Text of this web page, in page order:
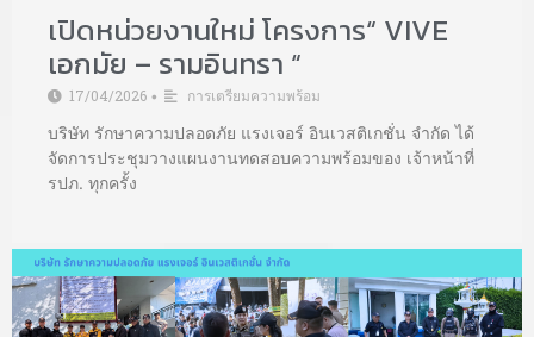
เปิดหน่วยงานใหม่ โครงการ“ VIVE
เอกมัย – รามอินทรา “
17/04/2026 • การเตรียมความพร้อม
บริษัท รักษาความปลอดภัย แรงเจอร์ อินเวสติเกชั่น จำกัด ได้
จัดการประชุมวางแผนงานทดสอบความพร้อมของ เจ้าหน้าที่
รปภ. ทุกครั้ง